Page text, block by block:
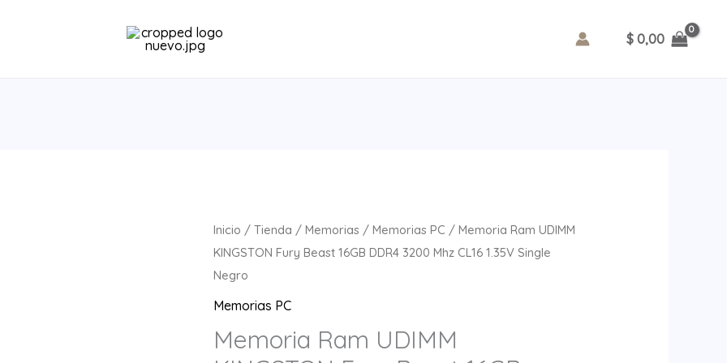
$0,00
Inicio /Tienda /Memorias /Memorias PC / Memoria Ram UDIMM
KINGSTON Fury Beast 16GB DDR4 3200 Mhz CL16 1.35V Single
Negro
Memorias PC
Memoria Ram UDIMM
Memoria
Ram
UDIMM
KINGSTON
Beast